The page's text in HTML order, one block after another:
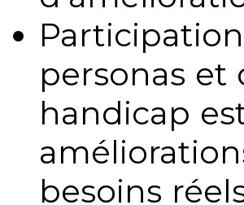
personas
handicap
besoins